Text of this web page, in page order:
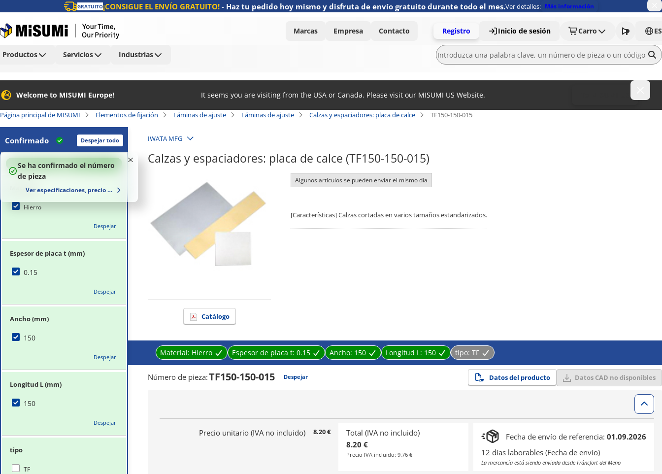
GRATUITO¡CONSIGUE EL ENVÍO GRATUITO!- Haz tu pedido hoy mismo y disfruta de envío gratuito durante todo el mes.Ver detalles: Más información
Marcas Empresa Contacto Registro Inicio de sesión Carro ES
Productos Servicios Industrias
Welcome to MISUMI Europe! It seems you are visiting from the USA or Canada. Please visit our MISUMI US Website.
Página principal de MISUMI Elementos de fijación Láminas de ajuste Láminas de ajuste Calzas y espaciadores: placa de calce TF150-150-015
Confirmado Despejar todo
100%
Se ha confirmado el número
de pieza
Ver especificaciones, precio y plazo de entrega
Material
Hierro
Despejar
Espesor de placa t (mm)
0.15
Despejar
Ancho (mm)
150
Despejar
Longitud L (mm)
150
Despejar
tipo
TF
IWATA MFG
Calzas y espaciadores: placa de calce (TF150-150-015)
Catálogo
Algunos artículos se pueden enviar el mismo día
[Características] Calzas cortadas en varios tamaños estandarizados.
Material: Hierro Espesor de placa t: 0.15 Ancho: 150 Longitud L: 150 tipo: TF
Número de pieza:TF150-150-015 Despejar Datos del producto Datos CAD no disponibles
Precio unitario (IVA no incluido) 8.20 €
Total (IVA no incluido)
8.20 €
Precio IVA incluido: 9.76 €
Fecha de envío de referencia: 01.09.2026
12 días laborables (Fecha de envío)
La mercancía está siendo enviada desde Fráncfort del Meno